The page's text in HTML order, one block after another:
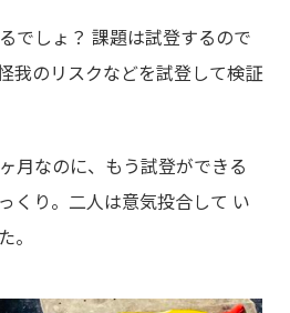
でしょ？ 課題は試登するので
我のリスクなどを試登して検証
月なのに、もう試登ができる
くり。二人は意気投合して い
。